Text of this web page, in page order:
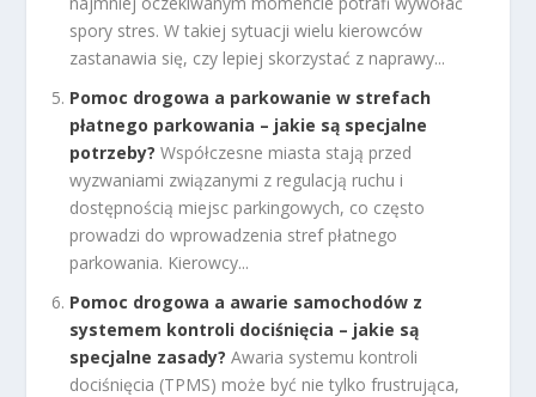
spory stres. W takiej sytuacji wielu kierowców
zastanawia się, czy lepiej skorzystać z naprawy...
Pomoc drogowa a parkowanie w strefach
płatnego parkowania – jakie są specjalne
potrzeby? Współczesne miasta stają przed
wyzwaniami związanymi z regulacją ruchu i
dostępnością miejsc parkingowych, co często
prowadzi do wprowadzenia stref płatnego
parkowania. Kierowcy...
Pomoc drogowa a awarie samochodów z
systemem kontroli dociśnięcia – jakie są
specjalne zasady? Awaria systemu kontroli
dociśnięcia (TPMS) może być nie tylko frustrująca,